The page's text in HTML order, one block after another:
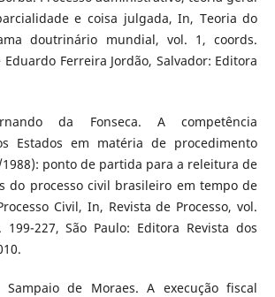
e coisa julgada, In, Teoria do
doutrinário mundial, vol. 1, coords.
Eduardo Ferreira Jordão, Salvador: Editora
da Fonseca. A competência
Estados em matéria de procedimento
1988): ponto de partida para a releitura de
do processo civil brasileiro em tempo de
Civil, In, Revista de Processo, vol.
227, São Paulo: Editora Revista dos
Sampaio de Moraes. A execução fiscal